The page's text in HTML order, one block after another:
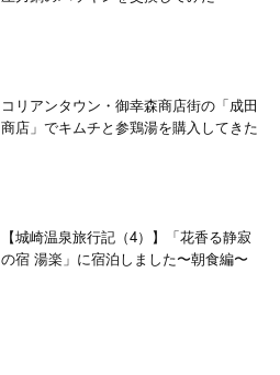
コリアンタウン・御幸森商店街の「成田
商店」でキムチと参鶏湯を購入してきた
【城崎温泉旅行記（4）】「花香る静寂
の宿 湯楽」に宿泊しました〜朝食編〜